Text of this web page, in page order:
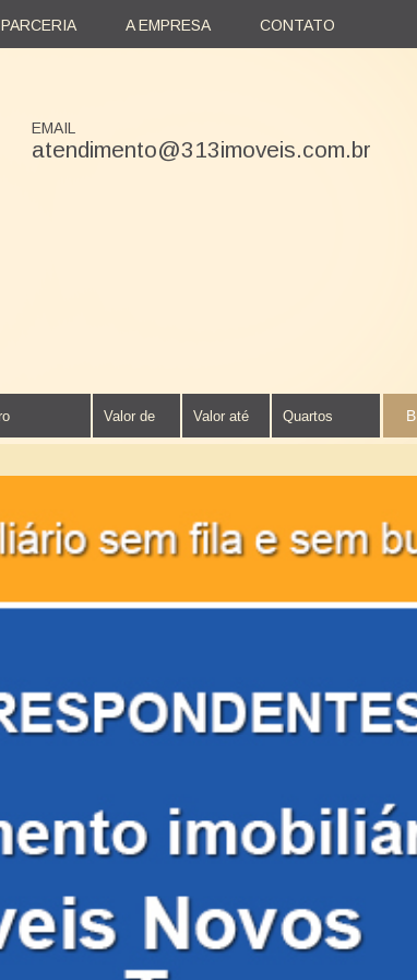
PARCERIA A EMPRESA CONTATO
EMAIL
atendimento@313imoveis.com.br